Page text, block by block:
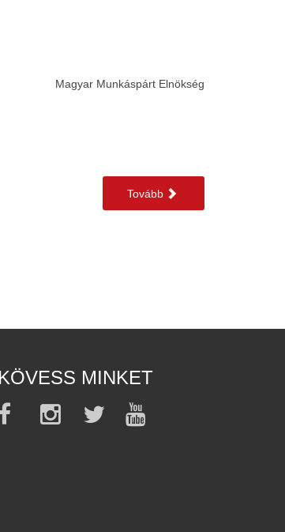
Magyar Munkáspárt Elnökség
Tovább
KÖVESS MINKET